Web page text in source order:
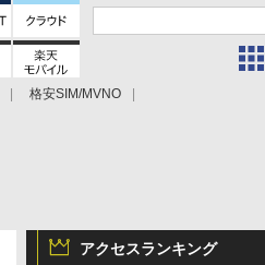
格安SIM/MVNO
アクセスランキング